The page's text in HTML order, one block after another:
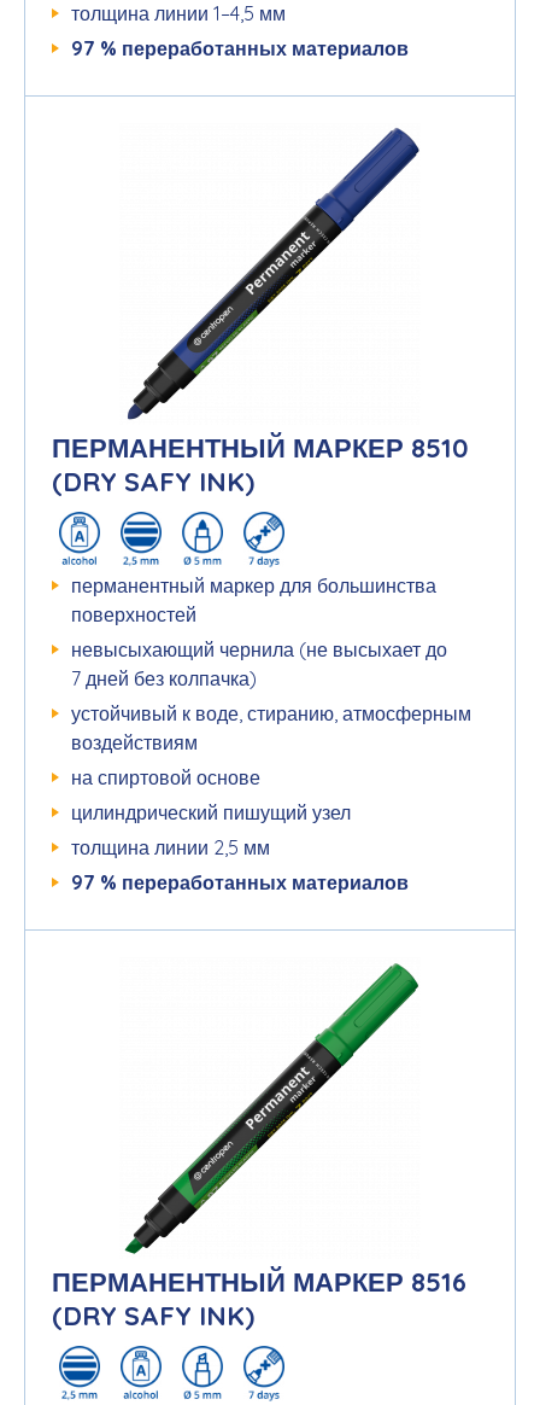
толщина линии 1–4,5 мм
97 % переработанных материалов
ПЕРМАНЕНТНЫЙ МАРКЕР 8510
(DRY SAFY INK)
перманентный маркер для большинства
поверхностей
невысыхающий чернила (не высыхает до
7 дней без колпачка)
устойчивый к воде, стиранию, атмосферным
воздействиям
на спиртовой основе
цилиндрический пишущий узел
толщина линии 2,5 мм
97 % переработанных материалов
ПЕРМАНЕНТНЫЙ МАРКЕР 8516
(DRY SAFY INK)